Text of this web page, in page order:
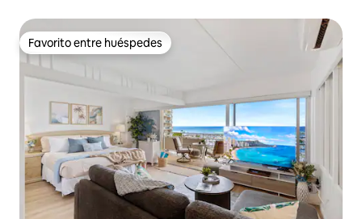
Favorito entre huéspedes
Favorito entre huéspedes